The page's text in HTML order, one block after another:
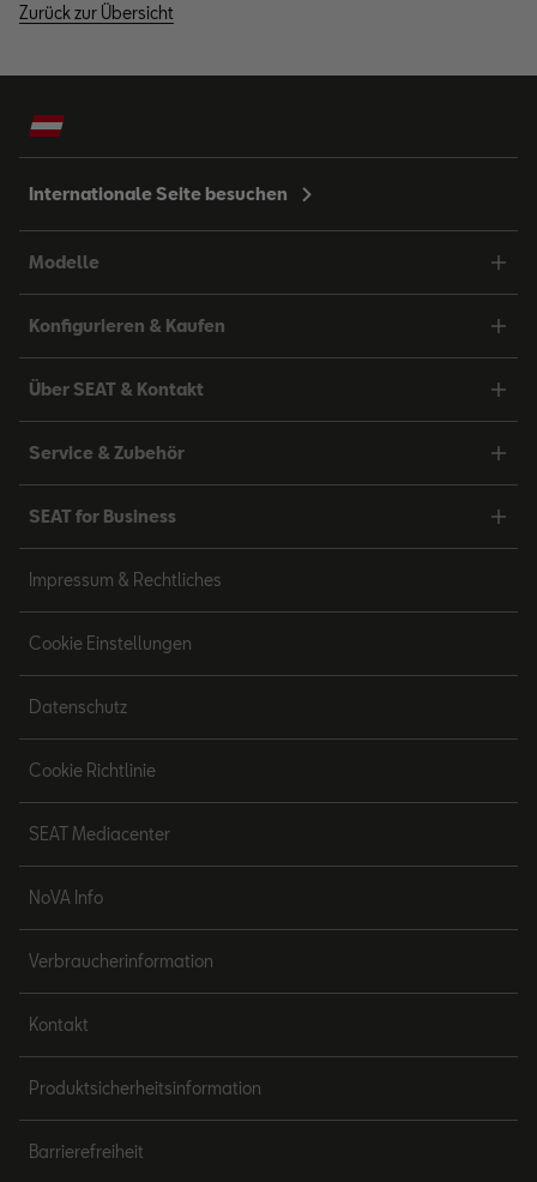
Zurück zur Übersicht
Internationale Seite besuchen
Modelle
Konfigurieren & Kaufen
Über SEAT & Kontakt
Service & Zubehör
SEAT for Business
Impressum & Rechtliches
Cookie Einstellungen
Datenschutz
Cookie Richtlinie
SEAT Mediacenter
NoVA Info
Verbraucherinformation
Kontakt
Produktsicherheitsinformation
Barrierefreiheit